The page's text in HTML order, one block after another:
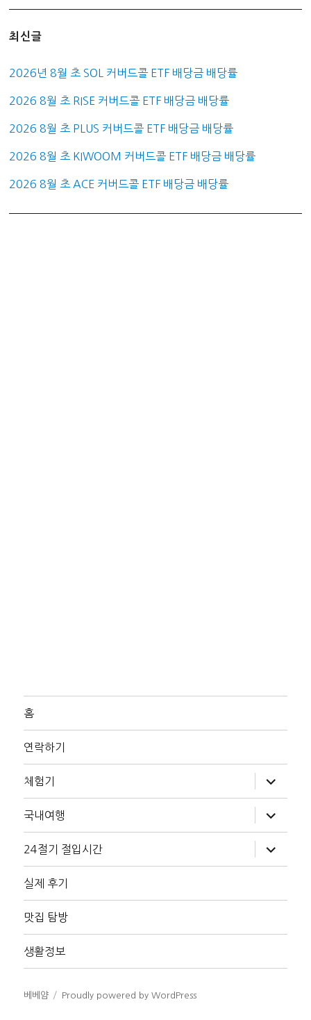
최신글
2026년 8월 초 SOL 커버드콜 ETF 배당금 배당률
2026 8월 초 RISE 커버드콜 ETF 배당금 배당률
2026 8월 초 PLUS 커버드콜 ETF 배당금 배당률
2026 8월 초 KIWOOM 커버드콜 ETF 배당금 배당률
2026 8월 초 ACE 커버드콜 ETF 배당금 배당률
홈
연락하기
체험기
위
메
확
장
국내여행
위
메
확
장
24절기 절입시간
위
메
장
실제 후기
맛집 탐방
생활정보
베베얌 Proudly powered by WordPress